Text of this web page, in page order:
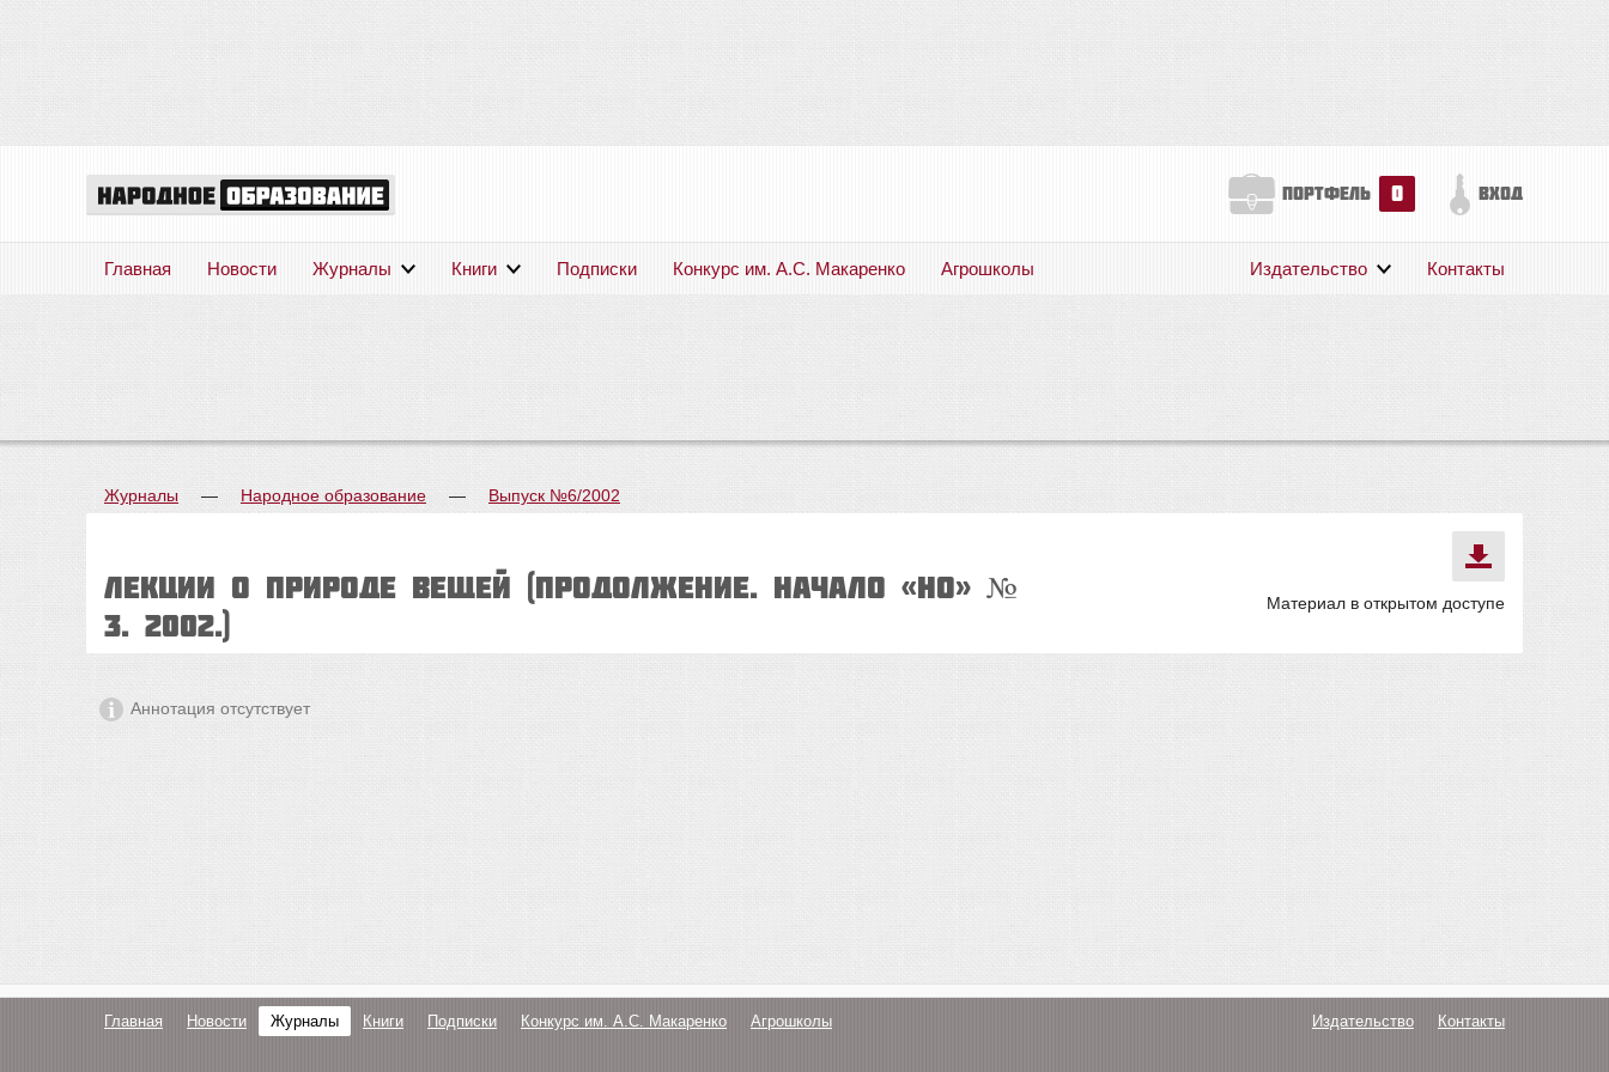
портфель 0 вход
Главная Новости Журналы Книги Подписки Конкурс им. А.С. Макаренко Агрошколы Издательство Контакты
Журналы — Народное образование — Выпуск №6/2002
Лекции о природе вещей (Продолжение. Начало «НО» №
3. 2002.)
Материал в открытом доступе
Аннотация отсутствует
Главная Новости Журналы Книги Подписки Конкурс им. А.С. Макаренко Агрошколы Издательство Контакты